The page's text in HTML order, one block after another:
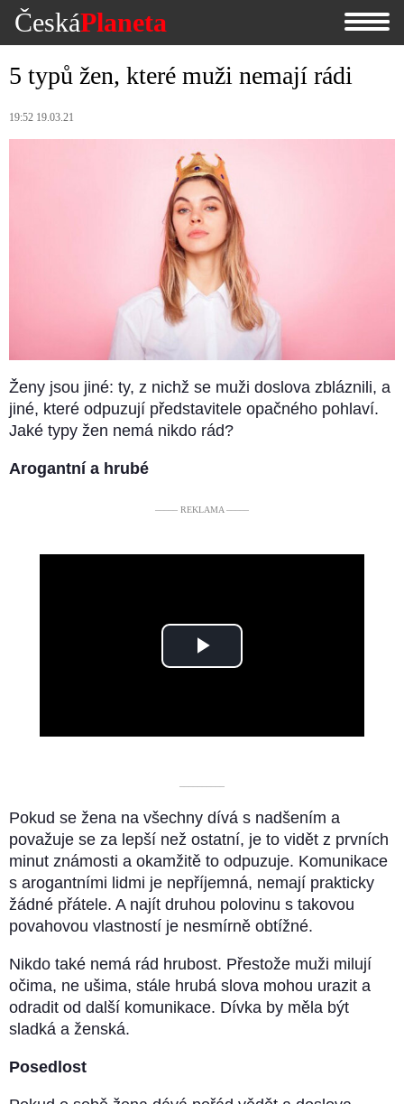
ČeskáPlaneta
5 typů žen, které muži nemají rádi
19:52 19.03.21
Ženy jsou jiné: ty, z nichž se muži doslova zbláznili, a
jiné, které odpuzují představitele opačného pohlaví.
Jaké typy žen nemá nikdo rád?
Arogantní a hrubé
––––– REKLAMA –––––
Play
––––––––––
Pokud se žena na všechny dívá s nadšením a
považuje se za lepší než ostatní, je to vidět z prvních
minut známosti a okamžitě to odpuzuje. Komunikace
s arogantními lidmi je nepříjemná, nemají prakticky
žádné přátele. A najít druhou polovinu s takovou
povahovou vlastností je nesmírně obtížné.
Nikdo také nemá rád hrubost. Přestože muži milují
očima, ne ušima, stále hrubá slova mohou urazit a
odradit od další komunikace. Dívka by měla být
sladká a ženská.
Posedlost